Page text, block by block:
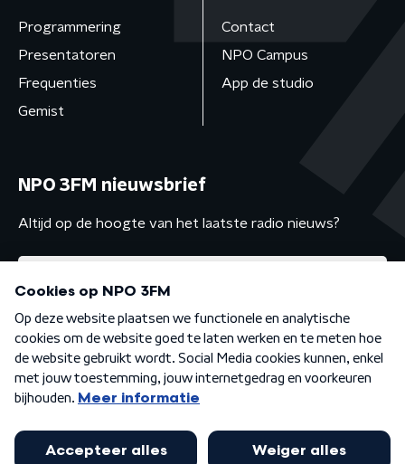
Programmering
Presentatoren
Frequenties
Gemist
Contact
NPO Campus
App de studio
NPO 3FM nieuwsbrief
Altijd op de hoogte van het laatste radio nieuws?
Algemene voorwaarden Privacybeleid